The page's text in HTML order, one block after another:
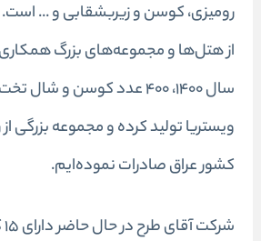
رومیزی، کوسن و زیربشقابی و ... است.
از هتل‌ها و مجموعه‌های بزرگ
سال ۱۴۰۰، 400 عدد کوسن و
ویستریا تولید کرده و مجموعه بزرگی از
کشور عراق صادرات نموده‌ایم.